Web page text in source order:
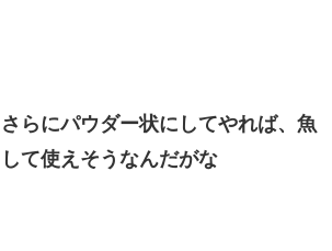
らにパウダー状にしてやれば、魚
て使えそうなんだがな